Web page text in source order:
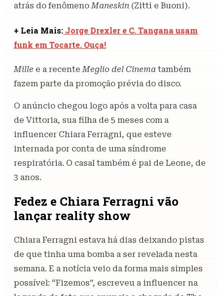
atrás do fenômenoManeskin (Zitti e Buoni).
+ Leia Mais: Jorge Drexler e C. Tangana usam
funk em Tocarte. Ouça!
Mille e a recenteMeglio del Cinema também
fazem parte da promoção prévia do disco.
O anúncio chegou logo após a volta para casa
de Vittoria, sua filha de 5 meses com a
influencer Chiara Ferragni, que esteve
internada por conta de uma síndrome
respiratória. O casal também é pai de Leone, de
3 anos.
Fedez e Chiara Ferragni vão
lançar reality show
Chiara Ferragni estava há dias deixando pistas
de que tinha uma bomba a ser revelada nesta
semana. E a notícia veio da forma mais simples
possível: “Fizemos”, escreveu a influencer na